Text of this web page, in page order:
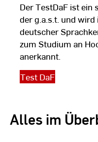
Der TestDaF ist
der g.a.s.t. und
deutscher
zum Studium an
anerkannt.
Test DaF
Alles im